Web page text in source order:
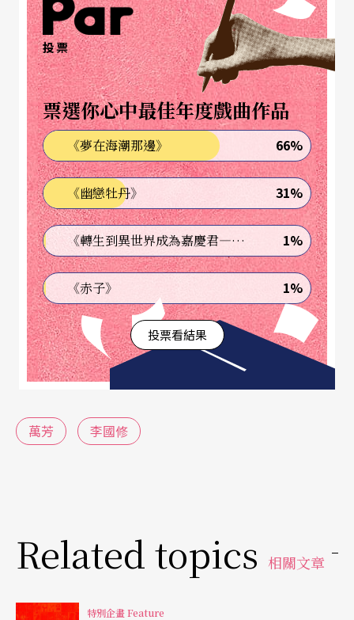
投票
票選你心中最佳年度戲曲作品
《夢在海潮那邊》 66%
《幽戀牡丹》 31%
《轉生到異世界成為嘉慶君—發現我的祖先是詐騙集團!?》 1%
《赤子》 1%
投票看結果
萬芳 李國修
Related topics 相關文章
特別企畫 Feature